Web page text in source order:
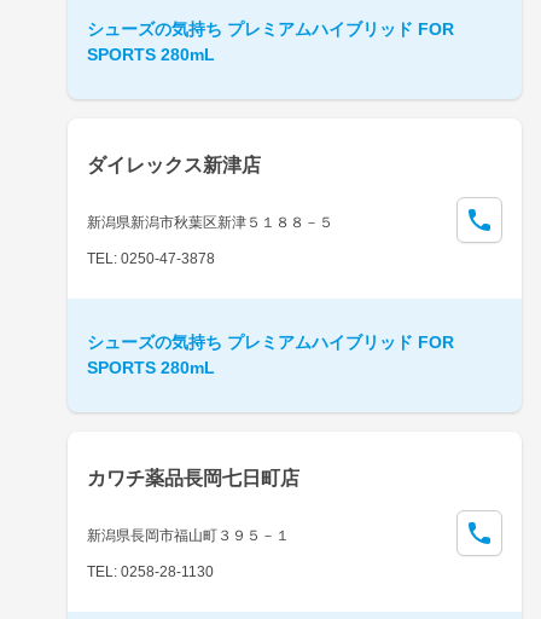
シューズの気持ち プレミアムハイブリッド FOR
SPORTS 280mL
ダイレックス新津店
新潟県新潟市秋葉区新津５１８８－５
TEL: 0250-47-3878
シューズの気持ち プレミアムハイブリッド FOR
SPORTS 280mL
カワチ薬品長岡七日町店
新潟県長岡市福山町３９５－１
TEL: 0258-28-1130